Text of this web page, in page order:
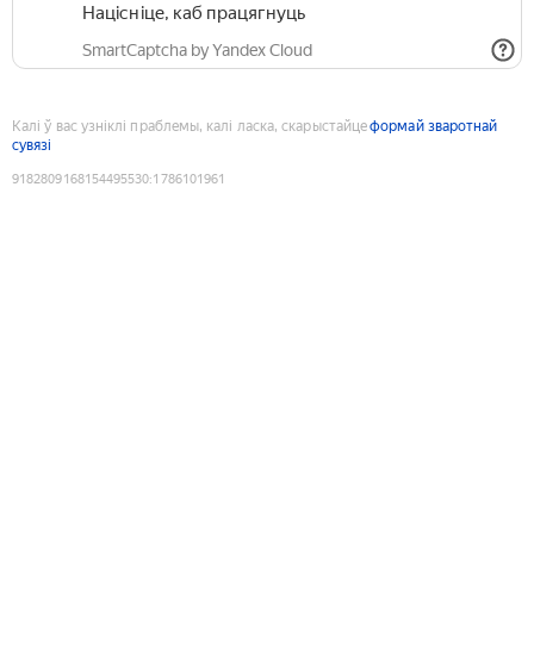
Націсніце, каб працягнуць
SmartCaptcha by Yandex Cloud
Калі ў вас узніклі праблемы, калі ласка, скарыстайцеформай зваротнай
сувязі
9182809168154495530:1786101961